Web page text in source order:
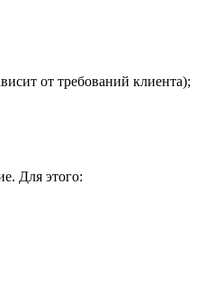
от требований клиента);
Для этого: